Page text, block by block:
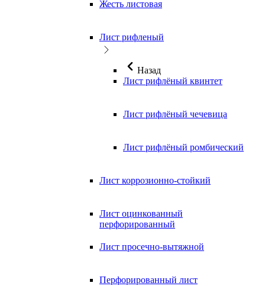
Жесть листовая
Лист рифленый
Назад
Лист рифлёный квинтет
Лист рифлёный чечевица
Лист рифлёный ромбический
Лист коррозионно-стойкий
Лист оцинкованный
перфорированный
Лист просечно-вытяжной
Перфорированный лист